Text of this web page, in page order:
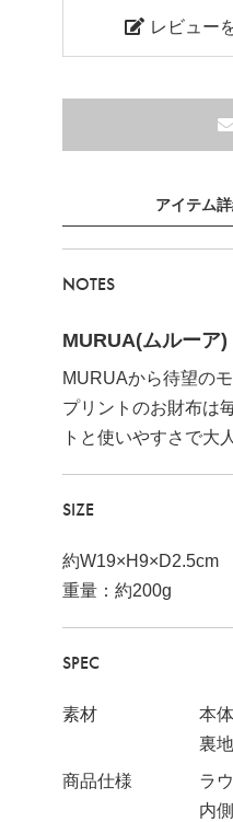
レビュー
アイテム
NOTES
MURUA(ムルーア
MURUAから待望の
プリントのお財布は
トと使いやすさで大
SIZE
約W19×H9×D2.5cm
重量：約200g
SPEC
素材
本
裏
商品仕様
ラ
内